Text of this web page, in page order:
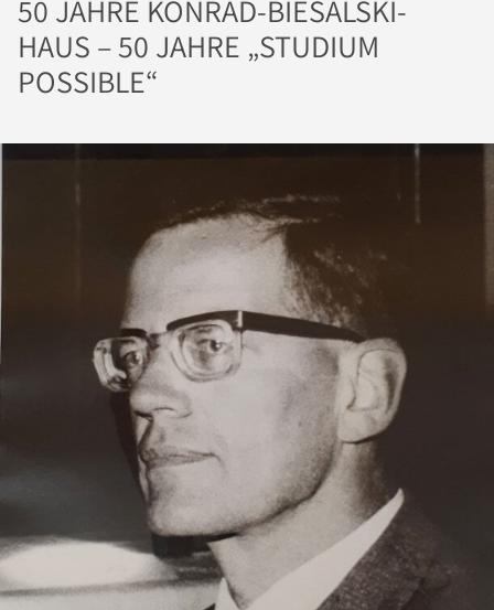
50 JAHRE KONRAD-BIESALSKI-
HAUS – 50 JAHRE „STUDIUM
POSSIBLE“